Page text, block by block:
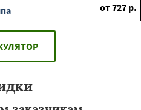
от727 р.